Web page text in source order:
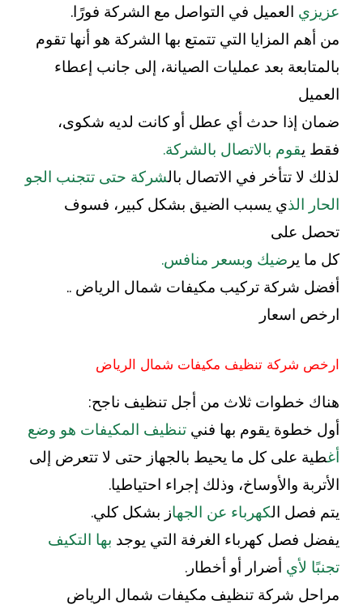
عزيزي العميل في التواصل مع الشركة فورًا.
من أهم المزايا التي تتمتع بها الشركة هو أنها تقوم
بالمتابعة بعد عمليات الصيانة، إلى جانب إعطاء
العميل
ضمان إذا حدث أي عطل أو كانت لديه شكوى،
فقط يقوم بالاتصال بالشركة.
لذلك لا تتأخر في الاتصال بالشركة حتى تتجنب الجو
الحار الذي يسبب الضيق بشكل كبير، فسوف
تحصل على
كل ما ير ضيك وبسعر منافس.
أفضل شركة تركيب مكيفات شمال الرياض ..
ارخص اسعار
ارخص شركة تنظيف مكيفات شمال الرياض
هناك خطوات ثلاث من أجل تنظيف ناجح:
أول خطوة يقوم بها فني تنظيف المكيفات هو وضع
أغطية على كل ما يحيط بالجهاز حتى لا تتعرض إلى
الأتربة والأوساخ، وذلك إجراء احتياطيا.
يتم فصل الكهرباء عن الجهاز بشكل كلي.
يفضل فصل كهرباء الغرفة التي يوجد بها التكيف
تجنبًا لأي أضرار أو أخطار.
مراحل شركة تنظيف مكيفات شمال الرياض